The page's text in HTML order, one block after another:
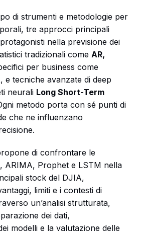
di strumenti e metodologie per
tre approcci principali
nella previsione dei
tradizionali comeAR,
per business come
, e tecniche avanzate di deep
neurali Long Short-Term
metodo porta con sé punti di
che ne influenzano
di confrontare le
ARIMA, Prophet e LSTM nella
stock del DJIA,
limiti e i contesti di
un’analisi strutturata,
dei dati,
modelli e la valutazione delle